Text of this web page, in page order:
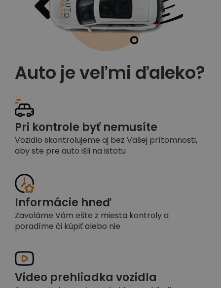
Auto je veľmi ďaleko?
Pri kontrole byť nemusíte
Vozidlo skontrolujeme aj bez Vašej prítomnosti,
aby ste pre auto išli na istotu
Informácie hneď
Zavoláme Vám ešte z miesta kontroly a
poradíme či kúpiť alebo nie
Video prehliadka vozidla